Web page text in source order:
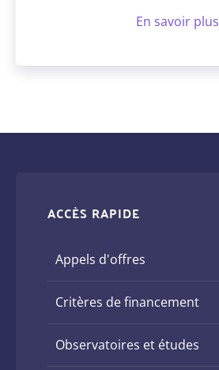
En savoir plus
ACCÈS RAPIDE
Appels d'offres
Critères de financement
Observatoires et études